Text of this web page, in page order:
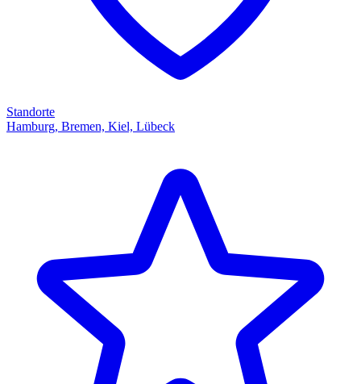
Standorte
Hamburg, Bremen, Kiel, Lübeck